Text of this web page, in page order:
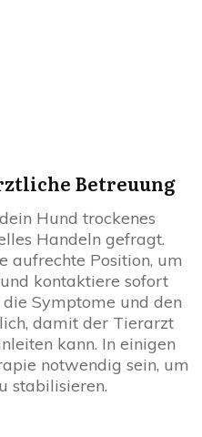
Betreuung
Hund trockenes
Handeln gefragt.
aufrechte Position, um
kontaktiere sofort
Symptome und den
damit der Tierarzt
kann. In einigen
notwendig sein, um
stabilisieren.